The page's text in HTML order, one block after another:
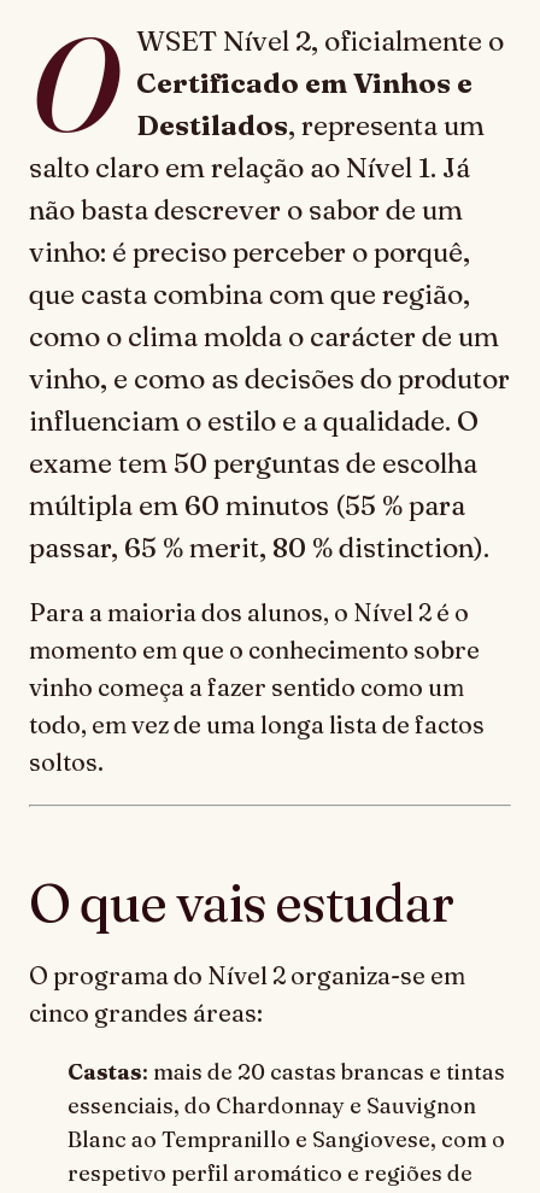
O WSET Nível 2, oficialmente o
Certificado em Vinhos e
Destilados, representa um
salto claro em relação ao Nível 1. Já
não basta descrever o sabor de um
vinho: é preciso perceber o porquê,
que casta combina com que região,
como o clima molda o carácter de um
vinho, e como as decisões do produtor
influenciam o estilo e a qualidade. O
exame tem 50 perguntas de escolha
múltipla em 60 minutos (55 % para
passar, 65 % merit, 80 % distinction).
Para a maioria dos alunos, o Nível 2 é o
momento em que o conhecimento sobre
vinho começa a fazer sentido como um
todo, em vez de uma longa lista de factos
soltos.
O que vais estudar
O programa do Nível 2 organiza-se em
cinco grandes áreas:
Castas: mais de 20 castas brancas e tintas
essenciais, do Chardonnay e Sauvignon
Blanc ao Tempranillo e Sangiovese, com o
respetivo perfil aromático e regiões de